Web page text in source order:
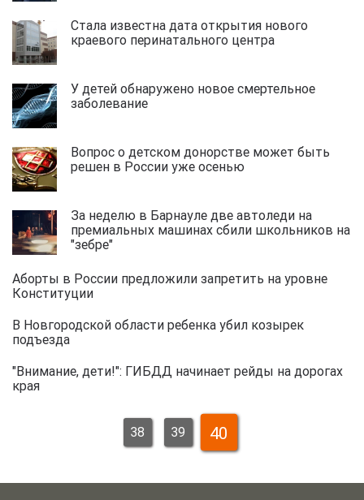
Стала известна дата открытия нового
краевого перинатального центра
У детей обнаружено новое смертельное
заболевание
Вопрос о детском донорстве может быть
решен в России уже осенью
За неделю в Барнауле две автоледи на
премиальных машинах сбили школьников на
"зебре"
Аборты в России предложили запретить на уровне
Конституции
В Новгородской области ребенка убил козырек
подъезда
"Внимание, дети!": ГИБДД начинает рейды на дорогах
края
38 39 40